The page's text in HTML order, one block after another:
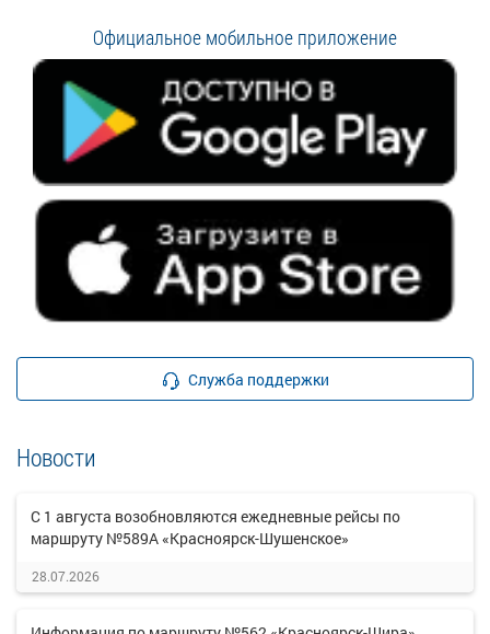
Официальное мобильное приложение
Служба поддержки
Новости
С 1 августа возобновляются ежедневные рейсы по
маршруту №589А «Красноярск-Шушенское»
28.07.2026